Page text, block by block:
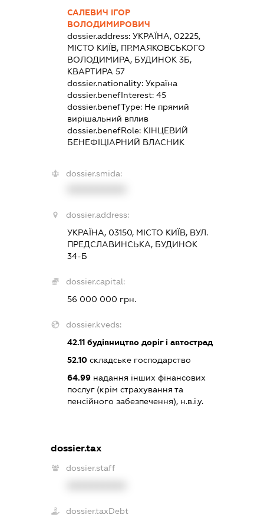
САЛЕВИЧ ІГОР
ВОЛОДИМИРОВИЧ
dossier.address:УКРАЇНА, 02225,
МІСТО КИЇВ, ПР.МАЯКОВСЬКОГО
ВОЛОДИМИРА, БУДИНОК 3Б,
КВАРТИРА 57
dossier.nationality:Україна
dossier.benefInterest:45
dossier.benefType: Не прямий
вирішальний вплив
dossier.benefRole: КІНЦЕВИЙ
БЕНЕФІЦІАРНИЙ ВЛАСНИК
dossier.smida:
dossier.address:
УКРАЇНА, 03150, МІСТО КИЇВ, ВУЛ.
ПРЕДСЛАВИНСЬКА, БУДИНОК
34-Б
dossier.capital:
56 000 000 грн.
dossier.kveds:
42.11 будівництво доріг і автострад
52.10 складське господарство
64.99 надання інших фінансових
послуг (крім страхування та
пенсійного забезпечення), н.в.і.у.
dossier.tax
dossier.staff
dossier.taxDebt